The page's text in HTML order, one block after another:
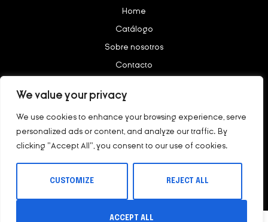
We value your privacy
We use cookies to enhance your browsing experience, serve
personalized ads or content, and analyze our traffic. By
clicking "Accept All", you consent to our use of cookies.
CUSTOMIZE REJECT ALL
ACCEPT ALL
Home
Catálogo
Sobre nosotros
Contacto
Legal
Aviso legal
Política de privacidad